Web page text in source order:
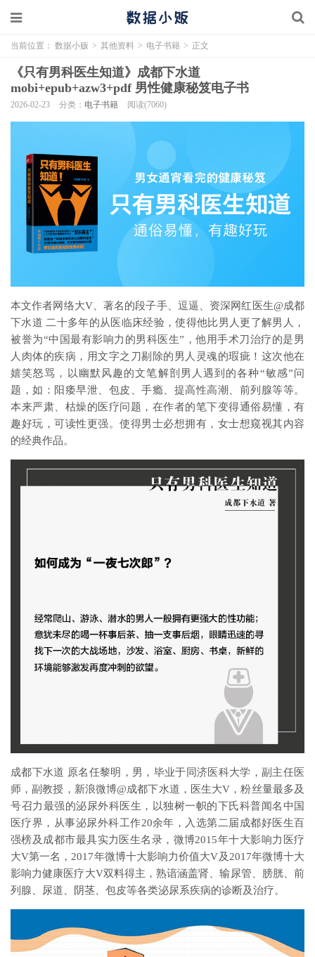
当前位置： 数据小贩 > 其他资料 > 电子书籍 > 正文
《只有男科医生知道》成都下水道
mobi+epub+azw3+pdf 男性健康秘笈电子书
2026-02-23 分类： 电子书籍 阅读(7060)
本文作者网络大V、著名的段子手、逗逼、资深网红医生@成都
下水道 二十多年的从医临床经验，使得他比男人更了解男人，
被誉为“中国最有影响力的男科医生”，他用手术刀治疗的是男
人肉体的疾病，用文字之刀剔除的男人灵魂的瑕疵！这次他在
嬉笑怒骂，以幽默风趣的文笔解剖男人遇到的各种“敏感”问
题，如：阳痿早泄、包皮、手瘾、提高性高潮、前列腺等等。
本来严肃、枯燥的医疗问题，在作者的笔下变得通俗易懂，有
趣好玩，可读性更强。使得男士必想拥有，女士想窥视其内容
的经典作品。
成都下水道 原名任黎明，男，毕业于同济医科大学，副主任医
师，副教授，新浪微博@成都下水道，医生大V，粉丝量最多及
号召力最强的泌尿外科医生，以独树一帜的下氏科普闻名中国
医疗界，从事泌尿外科工作20余年，入选第二届成都好医生百
强榜及成都市最具实力医生名录，微博2015年十大影响力医疗
大V第一名，2017年微博十大影响力价值大V及2017年微博十大
影响力健康医疗大V双料得主，熟谙涵盖肾、输尿管、膀胱、前
列腺、尿道、阴茎、包皮等各类泌尿系疾病的诊断及治疗。